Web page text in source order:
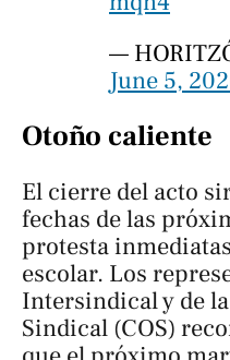
—
June 5,
Otoño caliente
El cierre del acto
fechas de las
protesta
escolar. Los
Intersindical y de
Sindical (COS)